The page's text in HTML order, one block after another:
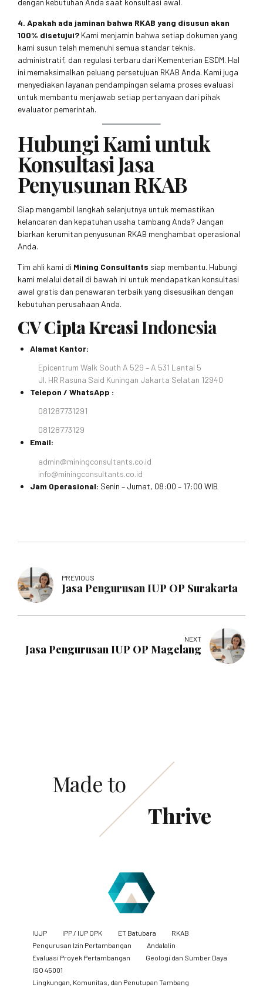
dengan kebutuhan Anda saat konsultasi awal.
4. Apakah ada jaminan bahwa RKAB yang disusun akan
100% disetujui? Kami menjamin bahwa setiap dokumen yang
kami susun telah memenuhi semua standar teknis,
administratif, dan regulasi terbaru dari Kementerian ESDM. Hal
ini memaksimalkan peluang persetujuan RKAB Anda. Kami juga
menyediakan layanan pendampingan selama proses evaluasi
untuk membantu menjawab setiap pertanyaan dari pihak
evaluator pemerintah.
Hubungi Kami untuk
Konsultasi Jasa
Penyusunan RKAB
Siap mengambil langkah selanjutnya untuk memastikan
kelancaran dan kepatuhan usaha tambang Anda? Jangan
biarkan kerumitan penyusunan RKAB menghambat operasional
Anda.
Tim ahli kami di Mining Consultants siap membantu. Hubungi
kami melalui detail di bawah ini untuk mendapatkan konsultasi
awal gratis dan penawaran terbaik yang disesuaikan dengan
kebutuhan perusahaan Anda.
CV Cipta KreasiIndonesia
Alamat Kantor:
Epicentrum Walk South A 529 – A 531 Lantai 5
Jl. HR Rasuna Said Kuningan Jakarta Selatan 12940
Telepon / WhatsApp :
081287731291
08128773129
Email:
admin@miningconsultants.co.id
info@miningconsultants.co.id
Jam Operasional: Senin – Jumat, 08:00 – 17:00 WIB
PREVIOUS
Jasa Pengurusan IUP OP Surakarta
NEXT
Jasa Pengurusan IUP OP Magelang
Made to
Thrive
IUJP IPP / IUP OPK ET Batubara
RKAB
Pengurusan Izin Pertambangan
Andalalin
Evaluasi Proyek Pertambangan
Geologi dan Sumber Daya
ISO 45001
Lingkungan, Komunitas, dan Penutupan Tambang